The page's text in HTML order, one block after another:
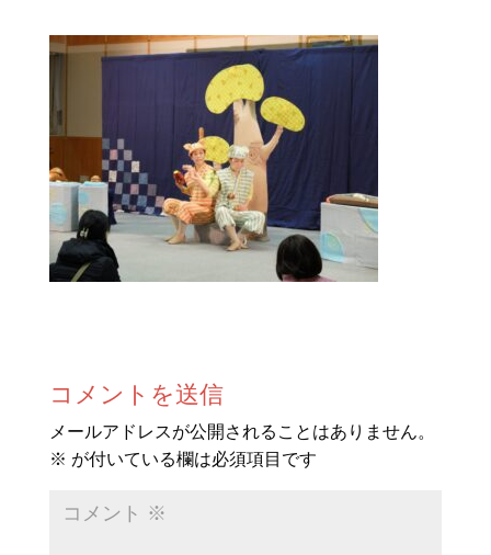
コメントを送信
メールアドレスが公開されることはありません。
※ が付いている欄は必須項目です